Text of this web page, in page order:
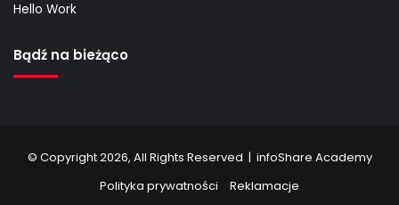
Hello Work
Bądź na bieżąco
© Copyright 2026, All Rights Reserved | infoShare Academy
Polityka prywatności
Reklamacje